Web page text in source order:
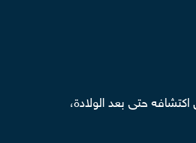
حتى بعد الولادة،